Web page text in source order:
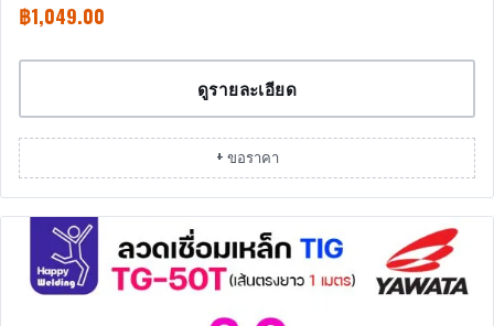
฿1,049.00
ดูรายละเอียด
+ ขอราคา